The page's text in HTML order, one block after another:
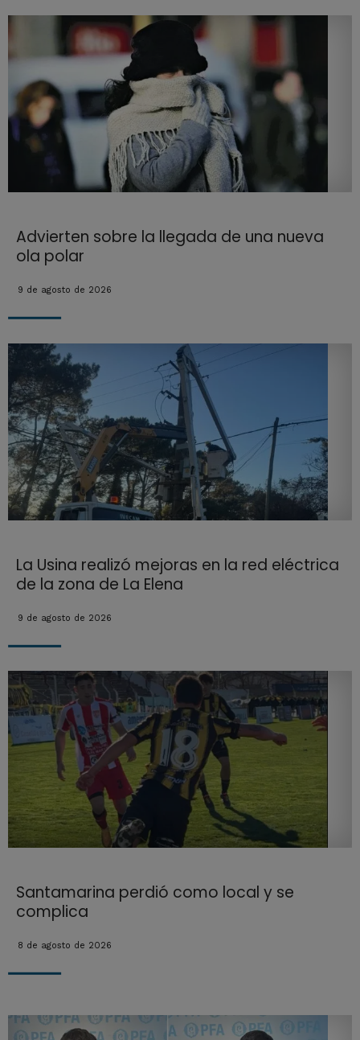
Advierten sobre la llegada de una nueva
ola polar
9 de agosto de 2026
La Usina realizó mejoras en la red eléctrica
de la zona de La Elena
9 de agosto de 2026
Santamarina perdió como local y se
complica
8 de agosto de 2026